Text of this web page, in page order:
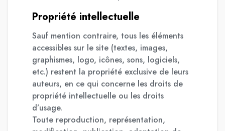
Propriété intellectuelle
Sauf mention contraire, tous les éléments
accessibles sur le site (textes, images,
graphismes, logo, icônes, sons, logiciels,
etc.) restent la propriété exclusive de leurs
auteurs, en ce qui concerne les droits de
propriété intellectuelle ou les droits
d’usage.
Toute reproduction, représentation,